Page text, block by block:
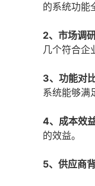
的系统功能
2、市场调
几个符合企
3、功能对
系统能够满
4、成本效益
的效益。
5、供应商